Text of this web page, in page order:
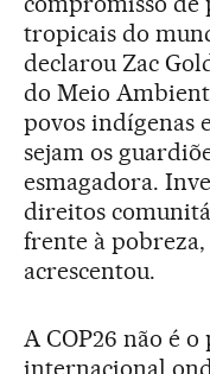
tropicais do
declarou Zac
do Meio
povos indígenas
sejam os
esmagadora.
direitos
frente à pobreza,
acrescentou.
A COP26 não é
internacional